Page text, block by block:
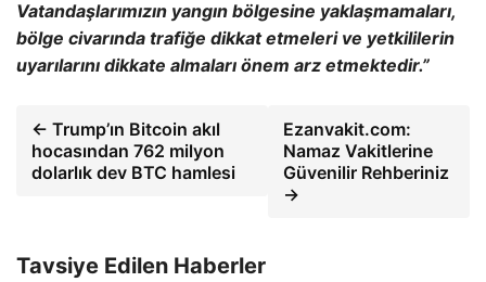
Vatandaşlarımızın yangın bölgesine yaklaşmamaları,
bölge civarında trafiğe dikkat etmeleri ve yetkililerin
uyarılarını dikkate almaları önem arz etmektedir.”
← Trump’ın Bitcoin akıl
hocasından 762 milyon
dolarlık dev BTC hamlesi
Ezanvakit.com:
Namaz Vakitlerine
Güvenilir Rehberiniz
→
Tavsiye Edilen Haberler